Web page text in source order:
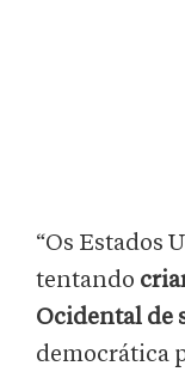
“Os Estados
tentando
Ocidental de
democrática